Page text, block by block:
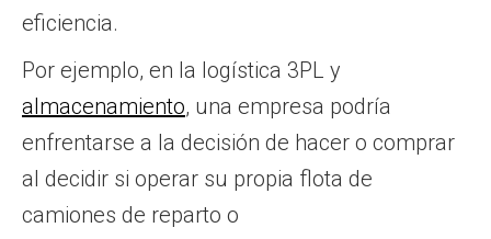
eficiencia.
Por ejemplo, en la logística 3PL y
almacenamiento, una empresa podría
enfrentarse a la decisión de hacer o comprar
al decidir si operar su propia flota de
camiones de reparto o